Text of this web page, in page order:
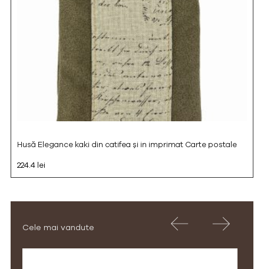
Husă Elegance kaki din catifea și in imprimat Carte postale
224.4 lei
Cele mai vandute